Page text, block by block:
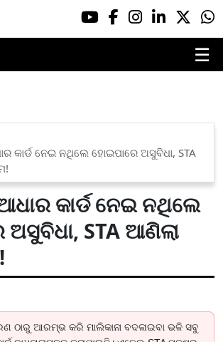
☰
କାର୍ଡ ନେଇ ନଥିଲେ ହୋଇପାରେ ଅସୁବିଧା, STA
କାର୍ଡ ନେଇ ନଥିଲେ
ଅସୁବିଧା, STA ଆଣିଲା
ଠାରୁ ଆରମ୍ଭ କରି ମାଲିକାନା ବଦଳାଇବା ଭଳି ସବୁ